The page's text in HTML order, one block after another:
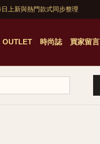
日上新與熱門款式同步整理
OUTLET 時尚誌 買家留言